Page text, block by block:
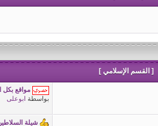
[ القسم الإسلامي ]
مواقع بكل
بواسطة ابوعلى
شيلة